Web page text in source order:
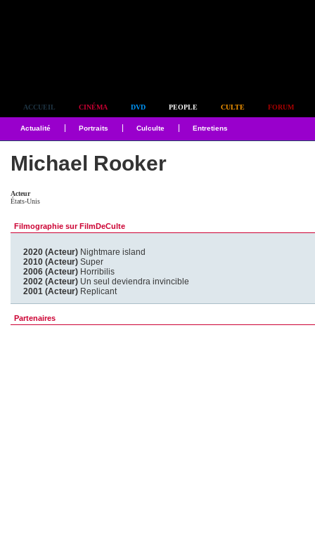
ACCUEIL CINÉMA DVD PEOPLE CULTE FORUM
Actualité Portraits Culculte Entretiens
Michael Rooker
Acteur
États-Unis
Filmographie sur FilmDeCulte
2020 (Acteur) Nightmare island
2010 (Acteur) Super
2006 (Acteur) Horribilis
2002 (Acteur) Un seul deviendra invincible
2001 (Acteur) Replicant
Partenaires